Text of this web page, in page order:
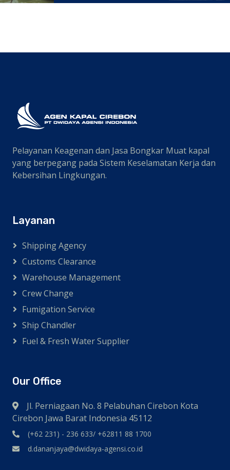
Pelayanan Keagenan dan Jasa Bongkar Muat kapal
yang berpegang pada Sistem Keselamatan Kerja dan
Kebersihan Lingkungan.
Layanan
Shipping Agency
Customs Clearance
Warehouse Management
Crew Change
Fumigation Service
Ship Chandler
Fuel & Fresh Water Supplier
Our Office
Jl. Perniagaan No. 8 Pelabuhan Cirebon Kota
Cirebon Jawa Barat Indonesia 45112
(+62 231) - 236 633/ +62811 88 1700
d.dananjaya@dwidaya-agensi.co.id